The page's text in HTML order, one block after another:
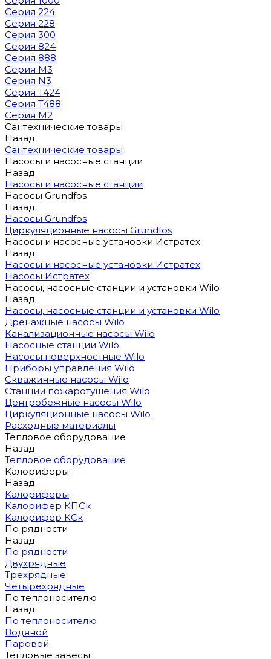
Серия 224
Серия 228
Серия 300
Серия 824
Серия 888
Серия M3
Серия N3
Серия T424
Серия T488
Серия М2
Сантехнические товары
Назад
Сантехнические товары
Насосы и насосные станции
Назад
Насосы и насосные станции
Насосы Grundfos
Назад
Насосы Grundfos
Циркуляционные насосы Grundfos
Насосы и насосные установки Истратех
Назад
Насосы и насосные установки Истратех
Насосы Истратех
Насосы, насосные станции и установки Wilo
Назад
Насосы, насосные станции и установки Wilo
Дренажные насосы Wilo
Канализационные насосы Wilo
Насосные станции Wilo
Насосы поверхностные Wilo
Приборы управления Wilo
Скважинные насосы Wilo
Станции пожаротушения Wilo
Центробежные насосы Wilo
Циркуляционные насосы Wilo
Расходные материалы
Тепловое оборудование
Назад
Тепловое оборудование
Калориферы
Назад
Калориферы
Калорифер КПСк
Калорифер КСк
По рядности
Назад
По рядности
Двухрядные
Трехрядные
Четырехрядные
По теплоносителю
Назад
По теплоносителю
Водяной
Паровой
Тепловые завесы